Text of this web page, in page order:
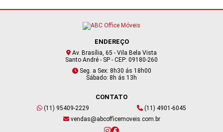
ENDEREÇO
Av. Brasília, 65 - Vila Bela Vista
Santo André - SP - CEP: 09180-260
Seg. a Sex: 8h30 ás 18h00
Sábado: 8h ás 13h
CONTATO
(11) 95409-2229
(11) 4901-6045
vendas@abcofficemoveis.com.br